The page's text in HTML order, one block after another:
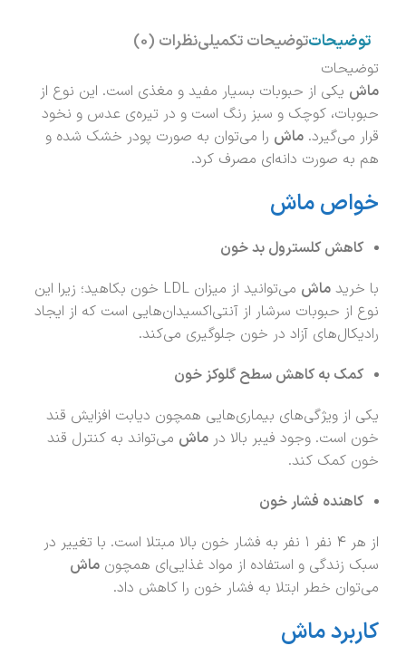
توضیحاتتوضیحات تکمیلینظرات (0)
توضیحات
ماش یکی از حبوبات بسیار مفید و مغذی است. این نوع از
حبوبات، کوچک و سبز رنگ است و در تیره‌ی عدس و نخود
قرار می‌گیرد. ماش را می‌توان به صورت پودر خشک شده و
هم به صورت دانه‌ای مصرف کرد.
خواص ماش
کاهش کلسترول بد خون
با خرید ماش
می‌توانید از میزان LDL خون بکاهید؛ زیرا این
نوع از حبوبات سرشار از آنتی‌اکسیدان‌هایی است که از ایجاد
رادیکال‌های آزاد در خون جلوگیری می‌کند.
کمک به کاهش سطح گلوکز خون
یکی از ویژگی‌های بیماری‌هایی همچون دیابت افزایش قند
خون است. وجود فیبر بالا در ماش می‌تواند به کنترل قند
خون کمک کند.
کاهنده فشار خون
از هر ۴ نفر ۱ نفر به فشار خون بالا مبتلا است. با تغییر در
سبک زندگی و استفاده از مواد غذایی‌ای همچون ماش
می‌توان خطر ابتلا به فشار خون را کاهش داد.
کاربرد ماش